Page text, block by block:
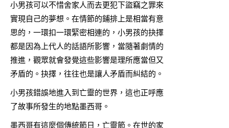
小男孩可以不惜舍家人而去更犯下盜竊之罪來
實現自己的夢想。在情節的鋪排上是相當有意
思的，一環扣一環緊密相連的，小男孩的抉擇
都是因為上代人的話語所影響，當隨著劇情的
推進，觀眾就會發覺這些影響是理所應當但又
矛盾的。抉擇，往往也是讓人矛盾而糾結的。
小男孩錯誤地進入到亡靈的世界，這也正呼應
了故事所發生的地點墨西哥。
墨西哥有這麼個傳統節日，亡靈節。在世的家